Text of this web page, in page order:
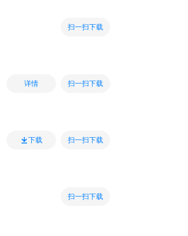
扫一扫下载
详情 扫一扫下载
下载 扫一扫下载
扫一扫下载